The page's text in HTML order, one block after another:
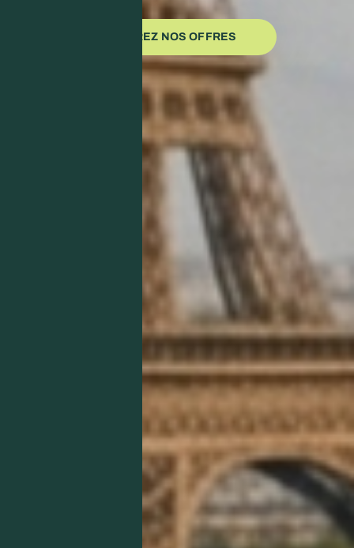
DÉCOUVREZ NOS OFFRES